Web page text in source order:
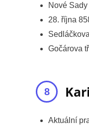
Nové
28. října
Gočárova
Aktuální